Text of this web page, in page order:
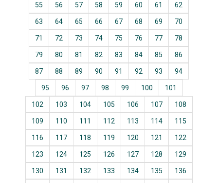
55 56 57 58 59 60 61 62
63 64 65 66 67 68 69 70
71 72 73 74 75 76 77 78
79 80 81 82 83 84 85 86
87 88 89 90 91 92 93 94
95 96 97 98 99 100 101
102 103 104 105 106 107 108
109 110 111 112 113 114 115
116 117 118 119 120 121 122
123 124 125 126 127 128 129
130 131 132 133 134 135 136